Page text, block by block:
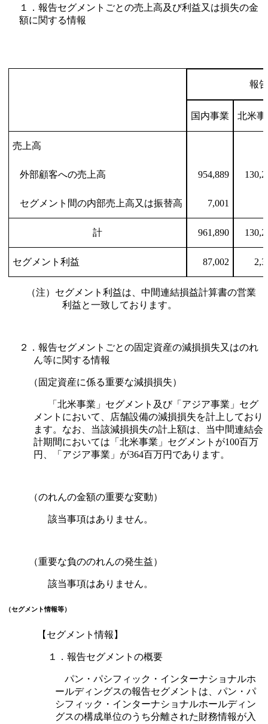
１．報告セグメントごとの売上高及び利益又は損失の金
額に関する情報
報
国内事業 北米事
売上高
外部顧客への売上高 954,889
セグメント間の内部売上高又は振替高 7,001
計 961,890
セグメント利益 87,002
（注）セグメント利益は、中間連結損益計算書の営業
利益と一致しております。
２．報告セグメントごとの固定資産の減損損失又はのれ
ん等に関する情報
（固定資産に係る重要な減損損失）
「北米事業」セグメント及び「アジア事業」セグ
メントにおいて、店舗設備の減損損失を計上しており
ます。なお、当該減損損失の計上額は、当中間連結会
計期間においては「北米事業」セグメントが100百万
円、「アジア事業」が364百万円であります。
（のれんの金額の重要な変動）
該当事項はありません。
（重要な負ののれんの発生益）
該当事項はありません。
（セグメント情報等）
【セグメント情報】
１．報告セグメントの概要
パン・パシフィック・インターナショナルホ
ールディングスの報告セグメントは、パン・パ
シフィック・インターナショナルホールディン
グスの構成単位のうち分離された財務情報が入